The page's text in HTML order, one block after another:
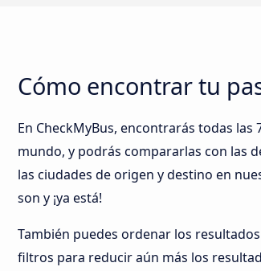
Cómo encontrar tu
En CheckMyBus, encontrarás todas
mundo, y podrás compararlas con las
las ciudades de origen y destino en
son y ¡ya está!
También puedes ordenar los
filtros para reducir aún más los